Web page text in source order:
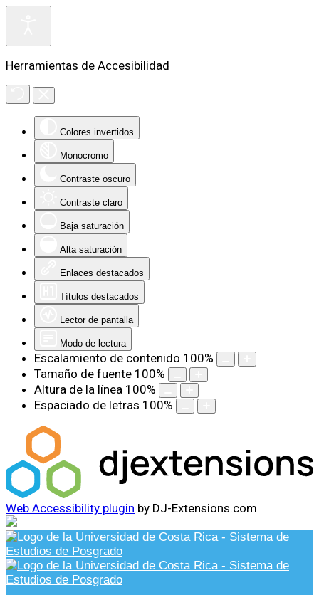
Herramientas de Accesibilidad
Colores invertidos
Monocromo
Contraste oscuro
Contraste claro
Baja saturación
Alta saturación
Enlaces destacados
Títulos destacados
Lector de pantalla
Modo de lectura
Escalamiento de contenido 100%
Tamaño de fuente 100%
Altura de la línea 100%
Espaciado de letras 100%
Web Accessibility plugin by DJ-Extensions.com